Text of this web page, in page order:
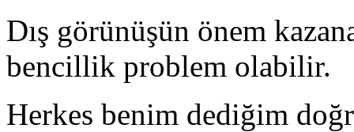
Dış görünüşün önem
bencillik problem olabilir.
Herkes benim dediğim